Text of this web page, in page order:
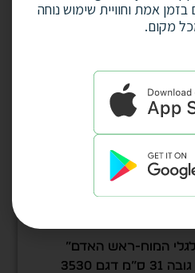
המוח-ראש האדם”
אמת וחוויית שימוש נוחה
מקום.